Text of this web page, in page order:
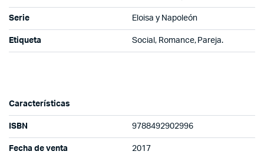
Serie Eloisa y Napoleón
Etiqueta Social, Romance, Pareja.
Características
ISBN 9788492902996
Fecha de venta 2017